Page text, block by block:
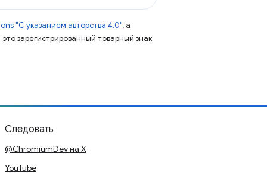
"С указанием авторства 4.0", а
зарегистрированный товарный знак
Следовать
@ChromiumDev на X
YouTube